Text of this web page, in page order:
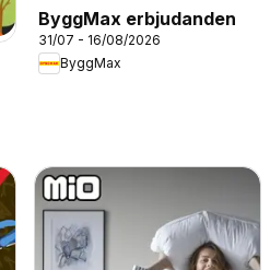
ByggMax erbjudanden
31/07 - 16/08/2026
ByggMax